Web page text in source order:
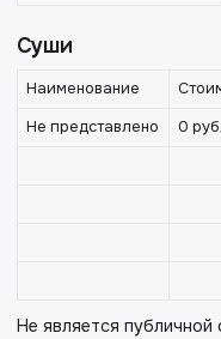
Суши
Наименование
Не представлено
0
Не является